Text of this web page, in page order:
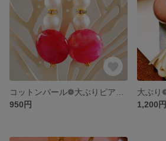
950円
1,200円